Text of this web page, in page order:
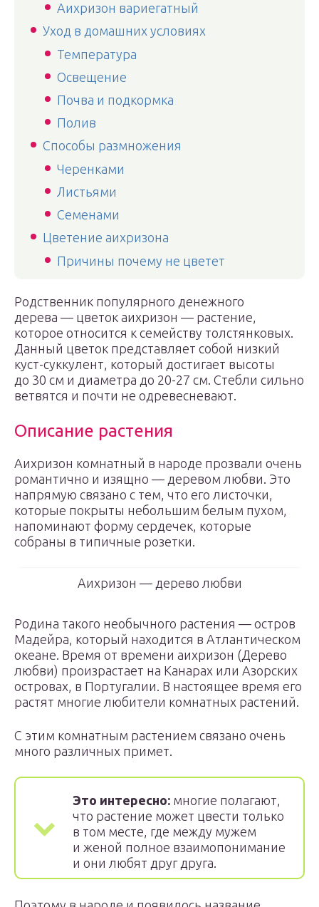
Аихризон вариегатный
Уход в домашних условиях
Температура
Освещение
Почва и подкормка
Полив
Способы размножения
Черенками
Листьями
Семенами
Цветение аихризона
Причины почему не цветет
Родственник популярного денежного
дерева — цветок аихризон — растение,
которое относится к семейству толстянковых.
Данный цветок представляет собой низкий
куст-суккулент, который достигает высоты
до 30 см и диаметра до 20-27 см. Стебли сильно
ветвятся и почти не одревесневают.
Описание растения
Аихризон комнатный в народе прозвали очень
романтично и изящно — деревом любви. Это
напрямую связано с тем, что его листочки,
которые покрыты небольшим белым пухом,
напоминают форму сердечек, которые
собраны в типичные розетки.
Аихризон — дерево любви
Родина такого необычного растения — остров
Мадейра, который находится в Атлантическом
океане. Время от времени аихризон (Дерево
любви) произрастает на Канарах или Азорских
островах, в Португалии. В настоящее время его
растят многие любители комнатных растений.
С этим комнатным растением связано очень
много различных примет.
Это интересно: многие полагают,
что растение может цвести только
в том месте, где между мужем
и женой полное взаимопонимание
и они любят друг друга.